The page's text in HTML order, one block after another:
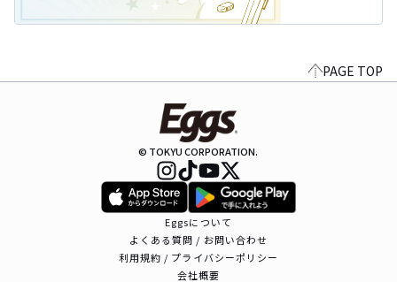
PAGE TOP
© TOKYU CORPORATION.
Eggsについて
よくある質問 / お問い合わせ
利用規約 / プライバシーポリシー
会社概要